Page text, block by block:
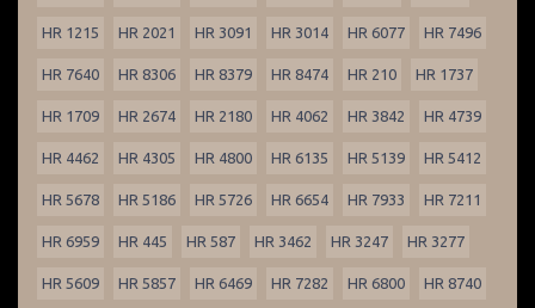
HR 1215 HR 2021 HR 3091 HR 3014 HR 6077 HR 7496
HR 7640 HR 8306 HR 8379 HR 8474 HR 210 HR 1737
HR 1709 HR 2674 HR 2180 HR 4062 HR 3842 HR 4739
HR 4462 HR 4305 HR 4800 HR 6135 HR 5139 HR 5412
HR 5678 HR 5186 HR 5726 HR 6654 HR 7933 HR 7211
HR 6959 HR 445 HR 587 HR 3462 HR 3247 HR 3277
HR 5609 HR 5857 HR 6469 HR 7282 HR 6800 HR 8740